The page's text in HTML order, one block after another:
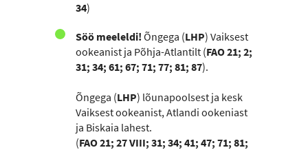
34)
Söö meeleldi! Õngega (LHP) Vaiksest
ookeanist ja Põhja-Atlantilt (FAO 21; 2;
31; 34; 61; 67; 71; 77; 81; 87).
Õngega (LHP) lõunapoolsest ja kesk
Vaiksest ookeanist, Atlandi ookeniast
ja Biskaia lahest.
(FAO 21; 27 VIII; 31; 34; 41; 47; 71; 81;